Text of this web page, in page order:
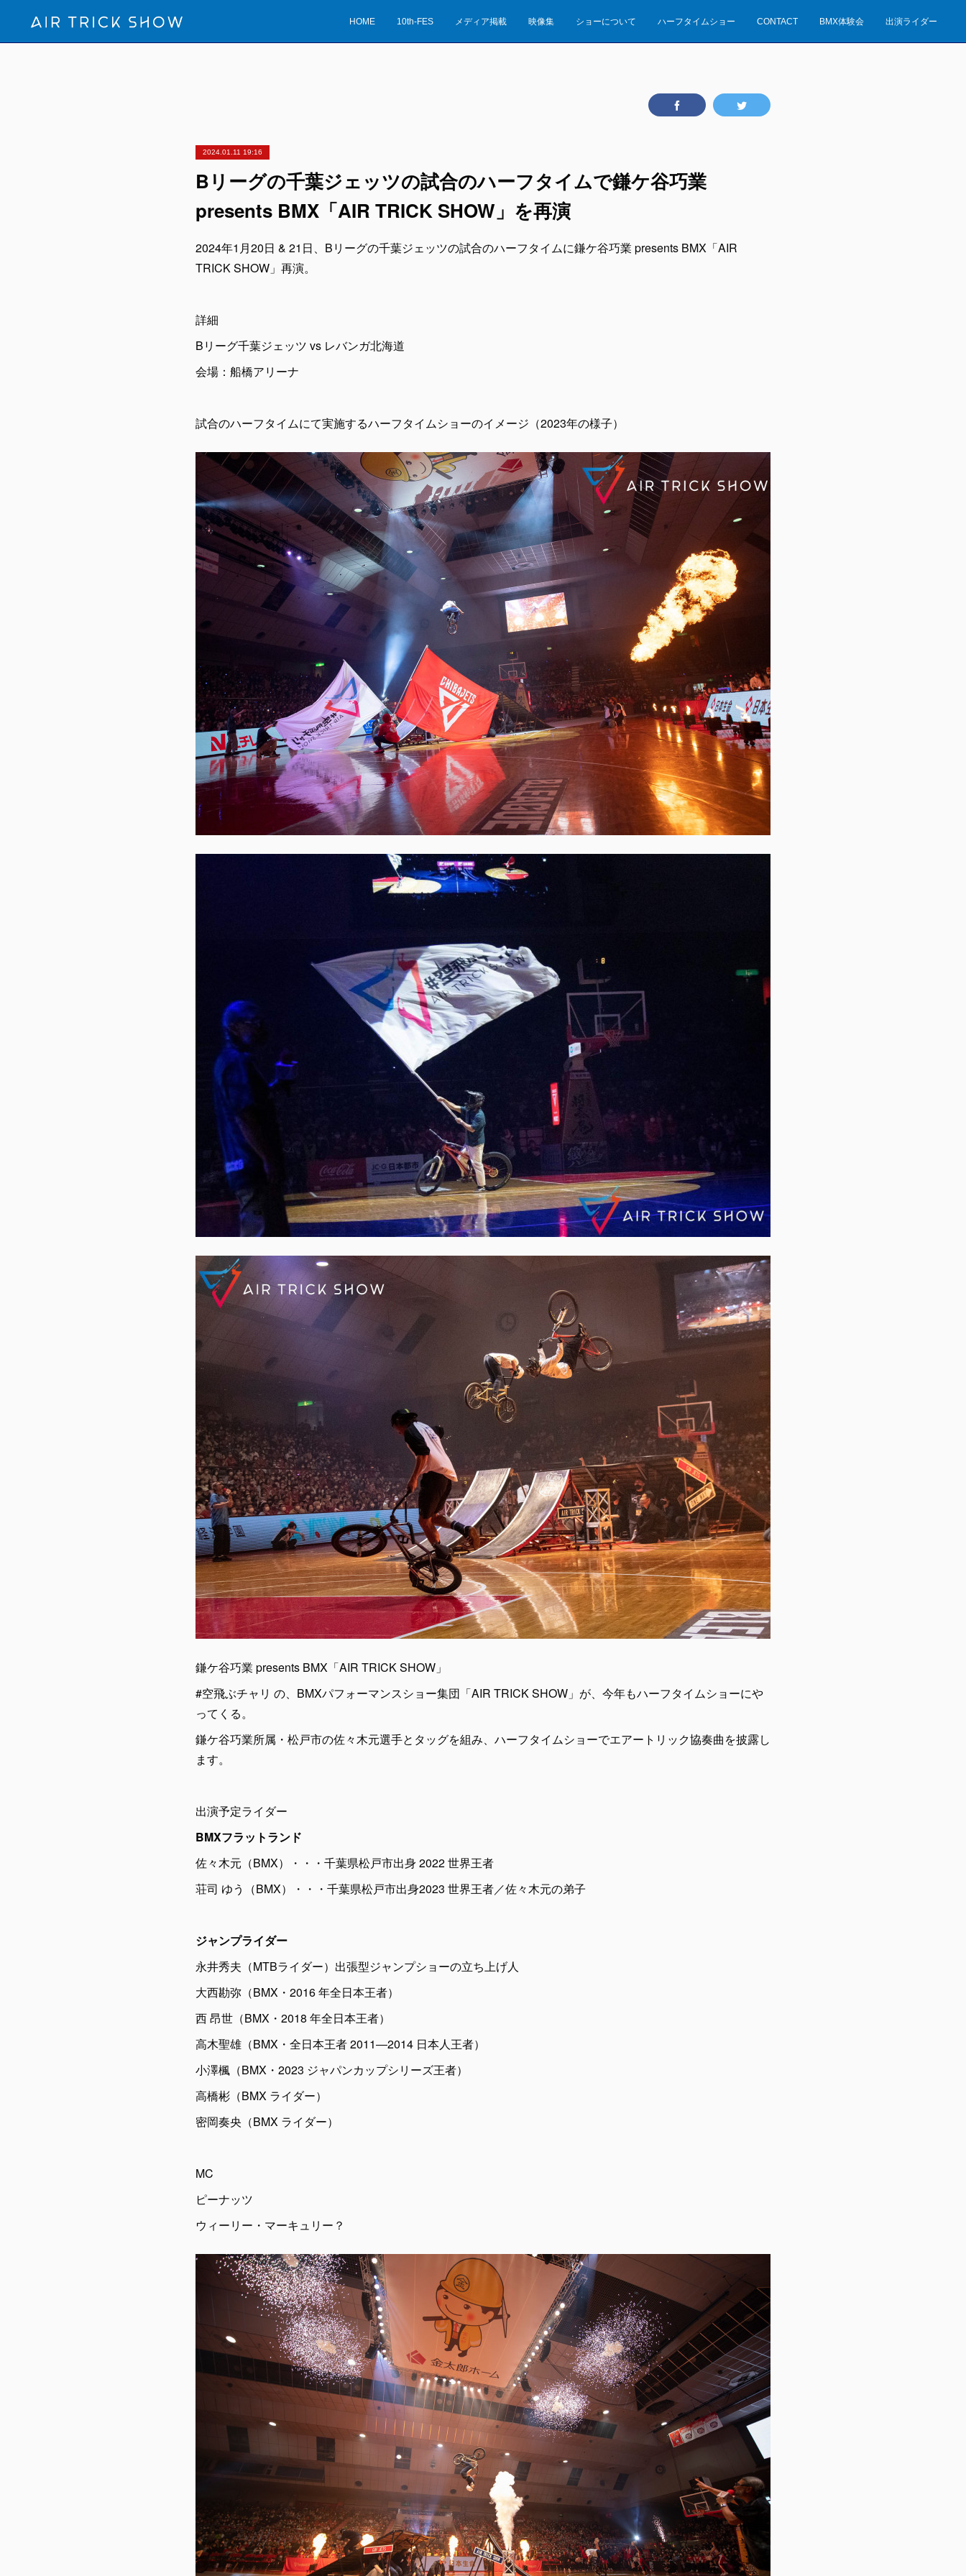
HOME 10th-FES メディア掲載 映像集 ショーについて ハーフタイムショー CONTACT BMX体験会 出演ライダー
2024.01.11 19:16
Bリーグの千葉ジェッツの試合のハーフタイムで鎌ケ谷巧業
presents BMX「AIR TRICK SHOW」を再演
2024年1月20日 & 21日、Bリーグの千葉ジェッツの試合のハーフタイムに鎌ケ谷巧業 presents BMX「AIR
TRICK SHOW」再演。
詳細
Bリーグ千葉ジェッツ vs レバンガ北海道
会場：船橋アリーナ
試合のハーフタイムにて実施するハーフタイムショーのイメージ（2023年の様子）
鎌ケ谷巧業 presents BMX「AIR TRICK SHOW」
#空飛ぶチャリ の、BMXパフォーマンスショー集団「AIR TRICK SHOW」が、今年もハーフタイムショーにや
ってくる。
鎌ケ谷巧業所属・松戸市の佐々木元選手とタッグを組み、ハーフタイムショーでエアートリック協奏曲を披露し
ます。
出演予定ライダー
BMXフラットランド
佐々木元（BMX）・・・千葉県松戸市出身 2022 世界王者
荘司 ゆう（BMX）・・・千葉県松戸市出身2023 世界王者／佐々木元の弟子
ジャンプライダー
永井秀夫（MTBライダー）出張型ジャンプショーの立ち上げ人
大西勘弥（BMX・2016 年全日本王者）
西 昂世（BMX・2018 年全日本王者）
高木聖雄（BMX・全日本王者 2011―2014 日本人王者）
小澤楓（BMX・2023 ジャパンカップシリーズ王者）
高橋彬（BMX ライダー）
密岡奏央（BMX ライダー）
MC
ピーナッツ
ウィーリー・マーキュリー？